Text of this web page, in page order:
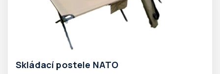
Skládací postele NATO